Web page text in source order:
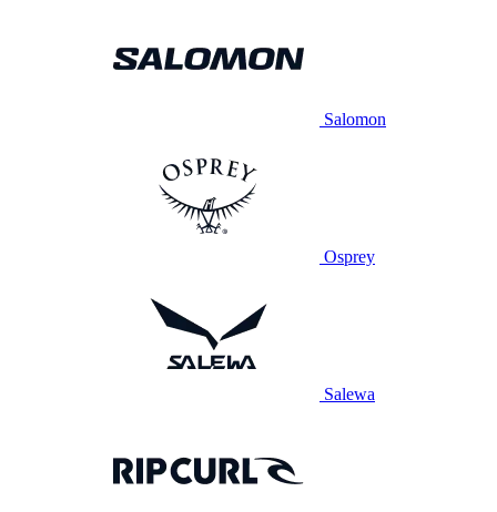
Salomon
Osprey
Salewa